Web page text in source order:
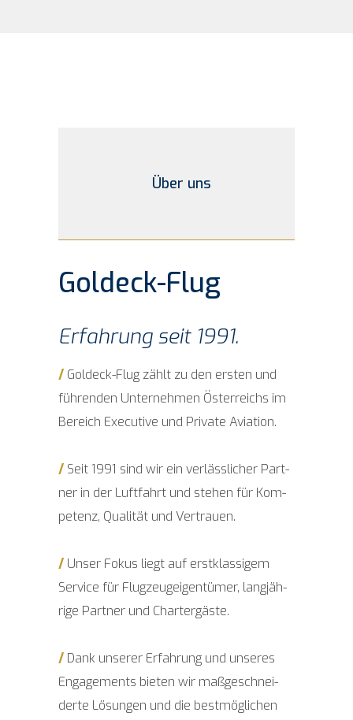
Über uns
Goldeck-Flug
Erfah­rung seit 1991.
/ Goldeck-Flug zählt zu den ers­ten und
füh­ren­den Unter­neh­men Öster­reichs im
Bereich Exe­cu­ti­ve und Pri­va­te Aviation.
/ Seit 1991 sind wir ein ver­läss­li­cher Part­
ner in der Luft­fahrt und ste­hen für Kom­
pe­tenz, Qua­li­tät und Vertrauen.
/ Unser Fokus liegt auf erst­klas­si­gem
Ser­vice für Flug­zeug­ei­gen­tü­mer, lang­jäh­
ri­ge Part­ner und Chartergäste.
/ Dank unse­rer Erfah­rung und unse­res
Enga­ge­ments bie­ten wir maß­ge­schnei­
der­te Lösun­gen und die best­mög­li­chen